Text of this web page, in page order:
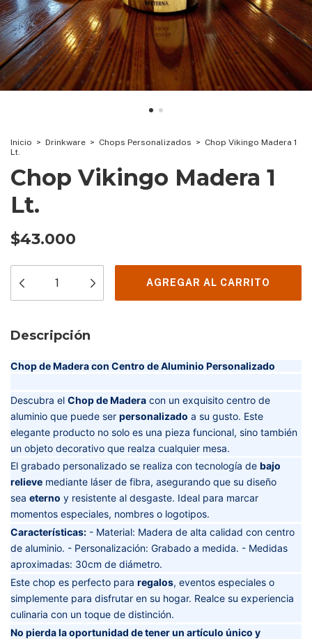
Inicio > Drinkware > Chops Personalizados > Chop Vikingo Madera 1
Lt.
Chop Vikingo Madera 1
Lt.
$43.000
Descripción
Chop de Madera con Centro de Aluminio Personalizado
Descubra el Chop de Madera con un exquisito centro de
aluminio que puede ser personalizado a su gusto. Este
elegante producto no solo es una pieza funcional, sino también
un objeto decorativo que realza cualquier mesa.
El grabado personalizado se realiza con tecnología de bajo
relieve mediante láser de fibra, asegurando que su diseño
sea eterno y resistente al desgaste. Ideal para marcar
momentos especiales, nombres o logotipos.
Características: - Material: Madera de alta calidad con centro
de aluminio. - Personalización: Grabado a medida. - Medidas
aproximadas: 30cm de diámetro.
Este chop es perfecto para regalos, eventos especiales o
simplemente para disfrutar en su hogar. Realce su experiencia
culinaria con un toque de distinción.
No pierda la oportunidad de tener un artículo único y